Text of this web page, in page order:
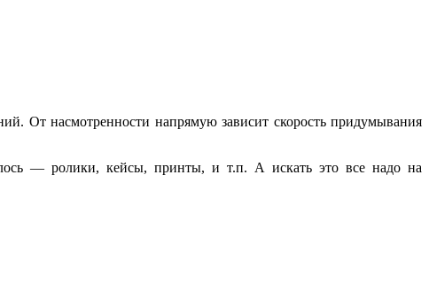
От насмотренности напрямую зависит скорость придумывания
— ролики, кейсы, принты, и т.п. А искать это все надо на